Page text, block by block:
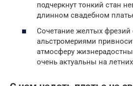
подчеркнут тонкий стан
длинном свадебном
Сочетание желтых
альстромериями
атмосферу
очень актуальны на